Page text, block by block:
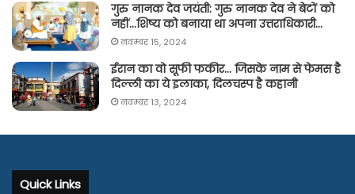
गुरु नानक देव जयंती: गुरु नानक देव ने बेटों को
नहीं…शिष्य को बनाया था अपना उत्तराधिकारी…
नवम्बर 15, 2024
ईरान का वो सूफी फकीर… जिसके नाम से फेमस है
दिल्ली का ये इलाका, दिलचस्प है कहानी
नवम्बर 13, 2024
Quick Links